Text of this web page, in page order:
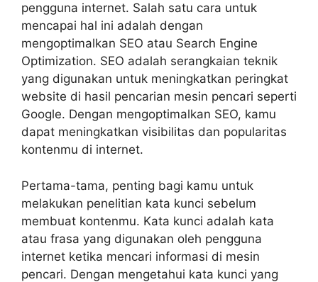
pengguna internet. Salah satu cara untuk
mencapai hal ini adalah dengan
mengoptimalkan SEO atau Search Engine
Optimization. SEO adalah serangkaian teknik
yang digunakan untuk meningkatkan peringkat
website di hasil pencarian mesin pencari seperti
Google. Dengan mengoptimalkan SEO, kamu
dapat meningkatkan visibilitas dan popularitas
kontenmu di internet.
Pertama-tama, penting bagi kamu untuk
melakukan penelitian kata kunci sebelum
membuat kontenmu. Kata kunci adalah kata
atau frasa yang digunakan oleh pengguna
internet ketika mencari informasi di mesin
pencari. Dengan mengetahui kata kunci yang